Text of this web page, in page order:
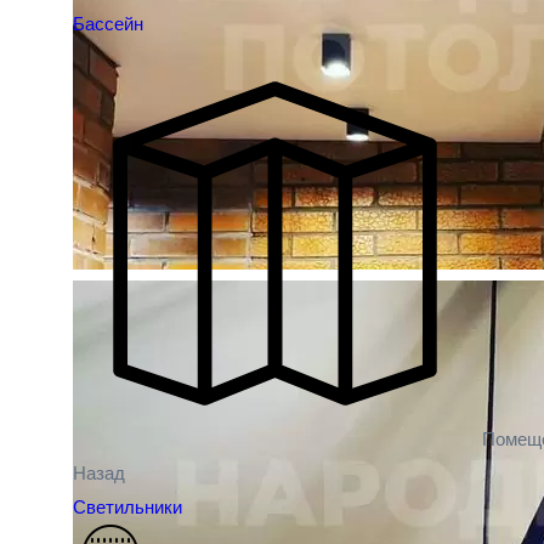
Бассейн
Назад
Светильники